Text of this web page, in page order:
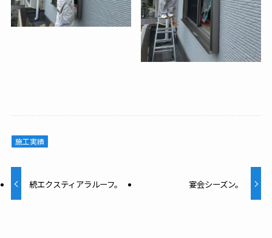
施工実績
続エクスティアラルーフ。 宴会シーズン。